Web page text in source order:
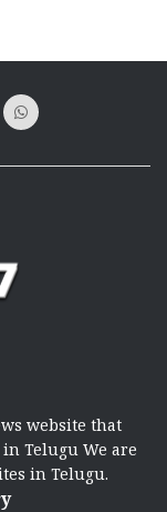
website that
Telugu We are
in Telugu.